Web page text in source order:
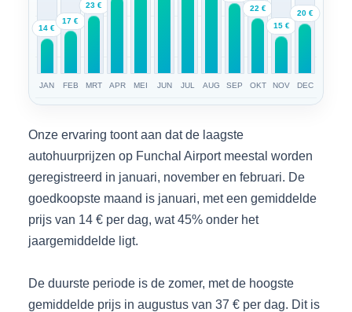
14 €
JAN
17 €
FEB
23 €
MRT APR MEI JUN JUL AUG SEP
22 €
OKT
15 €
NOV
20 €
DEC
Onze ervaring toont aan dat de laagste
autohuurprijzen op Funchal Airport meestal worden
geregistreerd in januari, november en februari. De
goedkoopste maand is januari, met een gemiddelde
prijs van 14 € per dag, wat 45% onder het
jaargemiddelde ligt.
De duurste periode is de zomer, met de hoogste
gemiddelde prijs in augustus van 37 € per dag. Dit is